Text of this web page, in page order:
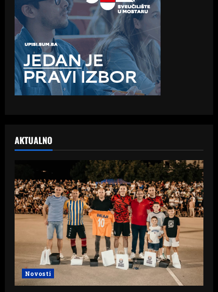
AKTUALNO
Novosti